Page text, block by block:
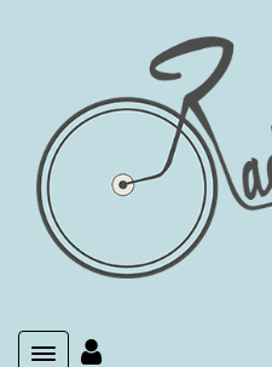
Toggle navigation